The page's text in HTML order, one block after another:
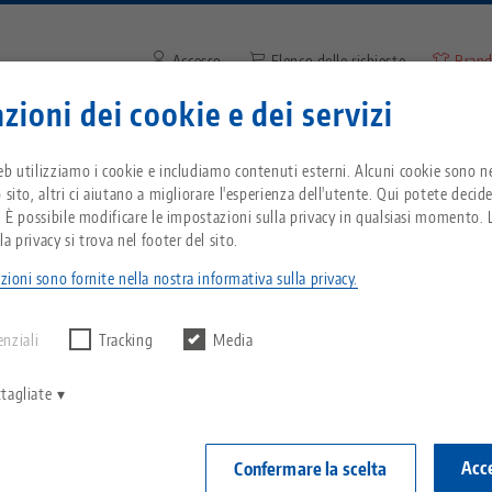
dei cookie e dei servizi
utilizziamo i cookie e includiamo contenuti esterni. Alcuni cookie sono
altri ci aiutano a migliorare l'esperienza dell'utente. Qui potete
possibile modificare le impostazioni sulla privacy in qualsiasi momento.
privacy si trova nel footer del sito.
sono fornite nella nostra informativa sulla privacy.
Tracking Media
Confermare la scelta
pagina degli Stati Uniti per vedere i contenuti
del Paese.
usa.com
Tutto da un'unica fonte
punto zero
Breadcrumb
Informazioni su LANG
Innovazioni
Servizio
Download
Richiesta catalogo
Notizie
Blog
Eventi
Accesso Elenco delle richieste
Inserire il termine di ricerca
con un piano!